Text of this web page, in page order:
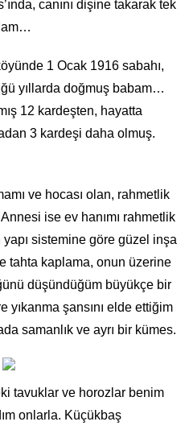
canını dişine takarak tek
1 Ocak 1916 sabahı,
yıllarda doğmuş babam…
12 kardeşten, hayatta
3 kardeşi daha olmuş.
ve hocası olan, rahmetlik
ise ev hanımı rahmetlik
sistemine göre güzel inşa
tahta kaplama, onun üzerine
düşündüğüm büyükçe bir
şansını elde ettiğim
samanlık ve ayrı bir kümes.
tavuklar ve horozlar benim
onlarla. Küçükbaş